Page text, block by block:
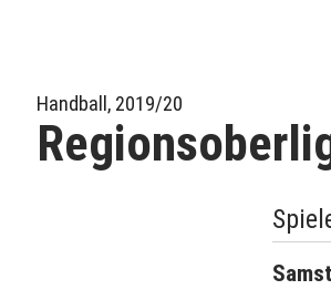
Handball, 2019/20